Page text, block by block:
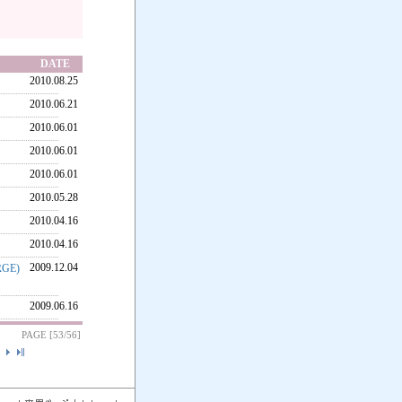
DATE
2010.08.25
2010.06.21
2010.06.01
2010.06.01
2010.06.01
2010.05.28
2010.04.16
2010.04.16
2009.12.04
2009.06.16
PAGE [53/56]